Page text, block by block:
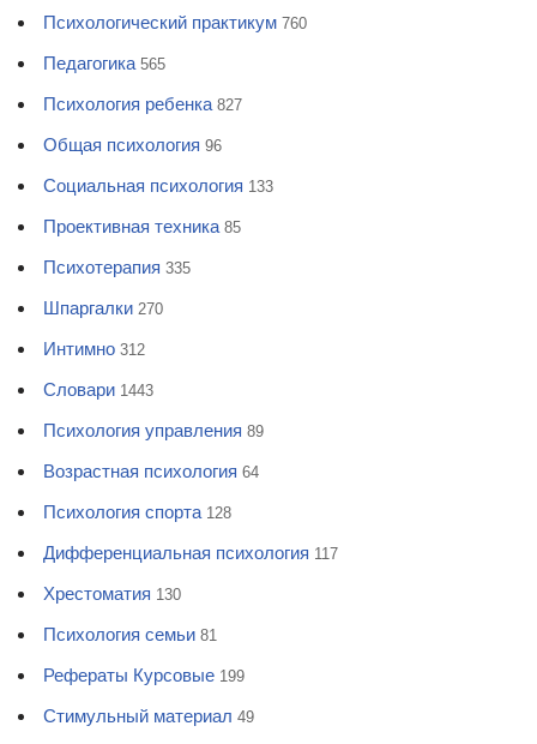
Психологический практикум 760
Педагогика 565
Психология ребенка 827
Общая психология 96
Социальная психология 133
Проективная техника 85
Психотерапия 335
Шпаргалки 270
Интимно 312
Словари 1443
Психология управления 89
Возрастная психология 64
Психология спорта 128
Дифференциальная психология 117
Хрестоматия 130
Психология семьи 81
Рефераты Курсовые 199
Стимульный материал 49